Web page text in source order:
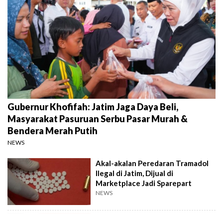
Gubernur Khofifah: Jatim Jaga Daya Beli,
Masyarakat Pasuruan Serbu Pasar Murah &
Bendera Merah Putih
NEWS
Akal-akalan Peredaran Tramadol
Ilegal di Jatim, Dijual di
Marketplace Jadi Sparepart
NEWS